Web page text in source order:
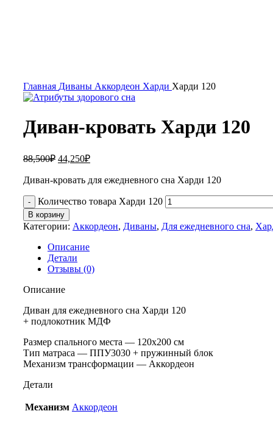
Главная Диваны Аккордеон Харди Харди 120
Диван-кровать Харди 120
88,500₽ 44,250₽
Диван-кровать для ежедневного сна Харди 120
Количество товара Харди 120
В корзину
Категории: Аккордеон, Диваны, Для ежедневного сна,
Описание
Детали
Отзывы (0)
Описание
Диван для ежедневного сна Харди 120
+ подлокотник МДФ
Размер спального места — 120х200 см
Тип матраса — ППУ3030 + пружинный блок
Механизм трансформации — Аккордеон
Детали
Механизм Аккордеон